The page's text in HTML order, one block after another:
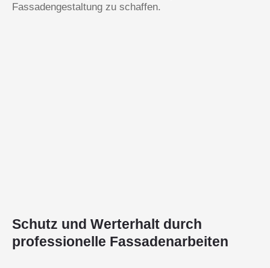
Fassadengestaltung zu schaffen.
Schutz und Werterhalt durch
professionelle Fassadenarbeiten